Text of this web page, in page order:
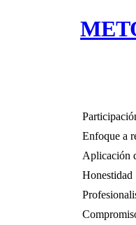
Enfoque a
Aplicación
Honestidad